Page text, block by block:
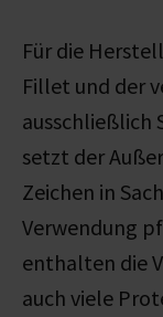
Für die
Fillet und der
ausschließlich
setzt der
Zeichen in
Verwendung
enthalten die
auch viele